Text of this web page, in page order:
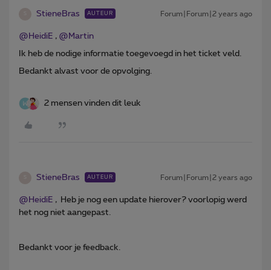
StieneBras AUTEUR Forum|Forum|2 years ago
@HeidiE , @Martin
Ik heb de nodige informatie toegevoegd in het ticket veld.
Bedankt alvast voor de opvolging.
2 mensen vinden dit leuk
StieneBras AUTEUR Forum|Forum|2 years ago
@HeidiE , Heb je nog een update hierover? voorlopig werd
het nog niet aangepast.
Bedankt voor je feedback.